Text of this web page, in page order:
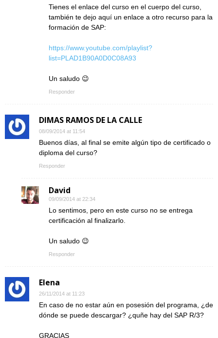
Tienes el enlace del curso en el cuerpo del curso,
también te dejo aquí un enlace a otro recurso para la
formación de SAP:
https://www.youtube.com/playlist?
list=PLAD1B90A0D0C08A93
Un saludo 😉
Responder
DIMAS RAMOS DE LA CALLE
08/09/2014 at 11:54
Buenos días, al final se emite algún tipo de certificado o
diploma del curso?
Responder
David
09/09/2014 at 22:34
Lo sentimos, pero en este curso no se entrega
certificación al finalizarlo.
Un saludo 😉
Responder
Elena
26/11/2014 at 11:23
En caso de no estar aún en posesión del programa, ¿de
dónde se puede descargar? ¿quñe hay del SAP R/3?
GRACIAS